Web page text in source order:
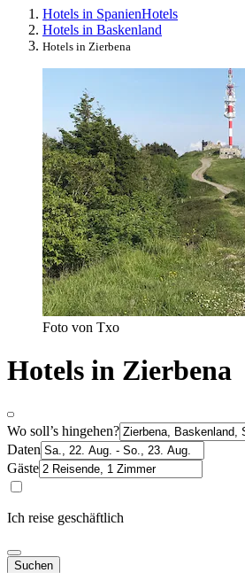
Hotels in SpanienHotels
Hotels in Baskenland
Hotels in Zierbena
Foto von Txo
Hotels in Zierbena
Wo soll’s hingehen?
Daten
Gäste
Ich reise geschäftlich
Suchen